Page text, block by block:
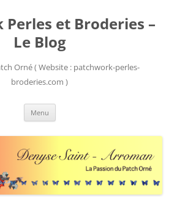
et Broderies –
Le Blog
Orné ( Website : patchwork-perles-
broderies.com )
Menu